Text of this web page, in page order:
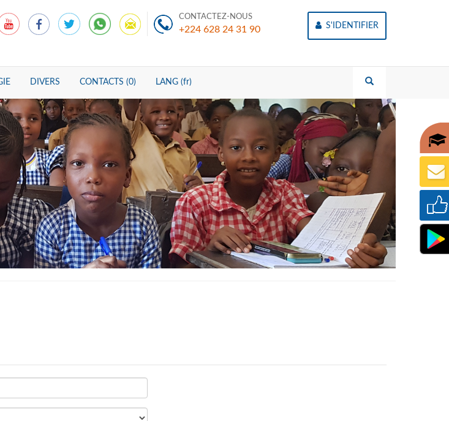
CONTACTEZ-NOUS
+224 628 24 31 90 S'IDENTIFIER
DIVERS CONTACTS (0) LANG (fr)